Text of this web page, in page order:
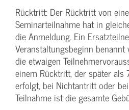
Rücktritt: Der Rücktritt von
Seminarteilnahme hat in
die Anmeldung. Ein
Veranstaltungs­beginn
die etwaigen
einem Rücktritt, der später als
erfolgt, bei Nichtantritt oder
Teilnahme ist die gesamte